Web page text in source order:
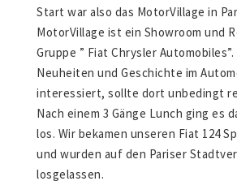
Start war also das MotorVillage in
MotorVillage ist ein Showroom und
Gruppe ” Fiat Chrysler
Neuheiten und Geschichte im
interessiert, sollte dort unbedingt
Nach einem 3 Gänge Lunch ging es
los. Wir bekamen unseren Fiat 124
und wurden auf den Pariser
losgelassen.